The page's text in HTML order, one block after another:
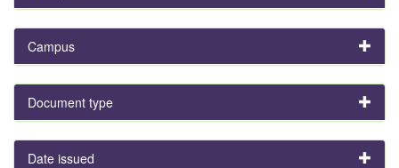
Campus
Document type
Date issued